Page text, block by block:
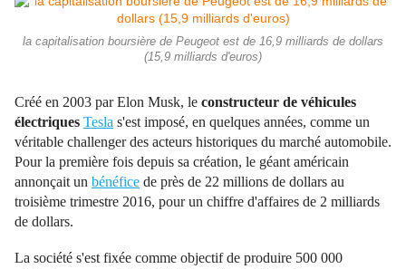
la capitalisation boursière de Peugeot est de 16,9 milliards de dollars
(15,9 milliards d'euros)
Créé en 2003 par Elon Musk, le constructeur de véhicules
électriques Tesla s'est imposé, en quelques années, comme un
véritable challenger des acteurs historiques du marché automobile.
Pour la première fois depuis sa création, le géant américain
annonçait un bénéfice de près de 22 millions de dollars au
troisième trimestre 2016, pour un chiffre d'affaires de 2 milliards
de dollars.
La société s'est fixée comme objectif de produire 500 000